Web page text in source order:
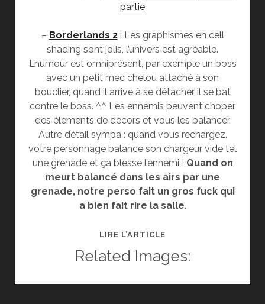
partie
– Borderlands 2: Les graphismes en cell
shading sont jolis, l’univers est agréable.
L’humour est omniprésent, par exemple un boss
avec un petit mec chelou attaché à son
bouclier, quand il arrive à se détacher il se bat
contre le boss. ^^ Les ennemis peuvent choper
des éléments de décors et vous les balancer.
Autre détail sympa : quand vous rechargez,
votre personnage balance son chargeur vide tel
une grenade et ça blesse l’ennemi ! Quand on
meurt balancé dans les airs par une
grenade, notre perso fait un gros fuck qui
a bien fait rire la salle.
LIRE L’ARTICLEGAMESCOM
PARTIE
Related Images: